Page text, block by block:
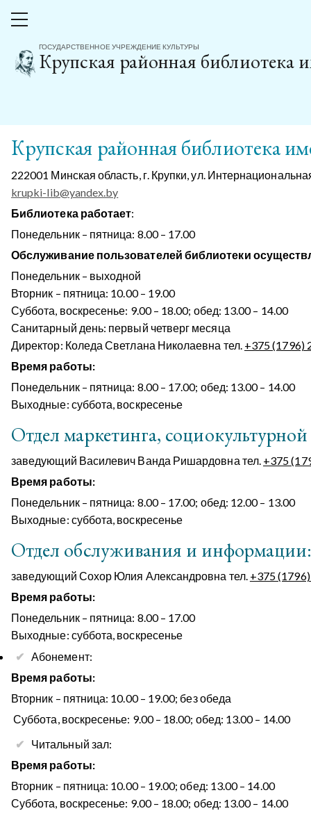
ГОСУДАРСТВЕННОЕ УЧРЕЖДЕНИЕ КУЛЬТУРЫ
Крупская районная
Главная
Администрация и структурные подразделения
Администрация и
Крупская районная библиотека
222001 Минская область, г. Крупки, ул.
krupki-lib@yandex.by
Библиотека работает:
Понедельник – пятница: 8.00 – 17.00
Обслуживание пользователей библиотеки
Понедельник – выходной
Вторник – пятница: 10.00 – 19.00
Суббота, воскресенье: 9.00 – 18.00; обед: 13.00 – 14.00
Санитарный день: первый четверг месяца
Директор: Коледа Светлана Николаевна тел. +375 (1796)
Время работы:
Понедельник – пятница: 8.00 – 17.00; обед: 13.00 – 14.00
Выходные: суббота, воскресенье
Отдел маркетинга,
заведующий Василевич Ванда Ришардовна тел. +375
Время работы:
Понедельник – пятница: 8.00 – 17.00; обед: 12.00 – 13.00
Выходные: суббота, воскресенье
Отдел обслуживания и
заведующий Сохор Юлия Александровна тел. +375
Время работы:
Понедельник – пятница: 8.00 – 17.00
Выходные: суббота, воскресенье
Абонемент:
Время работы:
Вторник – пятница: 10.00 – 19.00; без обеда
Суббота, воскресенье: 9.00 – 18.00; обед: 13.00 – 14.00
Читальный зал:
Время работы:
Вторник – пятница: 10.00 – 19.00; обед: 13.00 – 14.00
Суббота, воскресенье: 9.00 – 18.00; обед: 13.00 – 14.00